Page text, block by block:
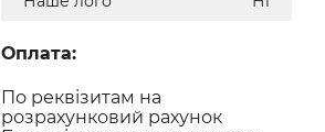
Оплата:
По реквізитам на
розрахунковий рахунок